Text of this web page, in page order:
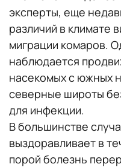
эксперты, еще
различий в климате
миграции комаров.
наблюдается
насекомых с южных
северные широты
для инфекции.
В большинстве
выздоравливает в
порой болезнь